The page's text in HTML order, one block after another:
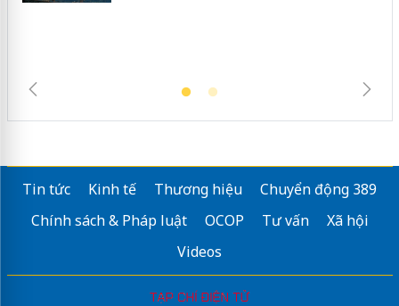
Tin tức Kinh tế Thương hiệu
Chuyển động 389
Chính sách & Pháp luật
OCOP Tư vấn
Xã hội
Videos